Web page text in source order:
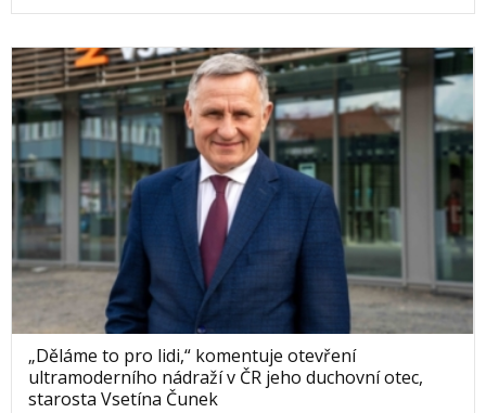
„Děláme to pro lidi,“ komentuje otevření
ultramoderního nádraží v ČR jeho duchovní otec,
starosta Vsetína Čunek